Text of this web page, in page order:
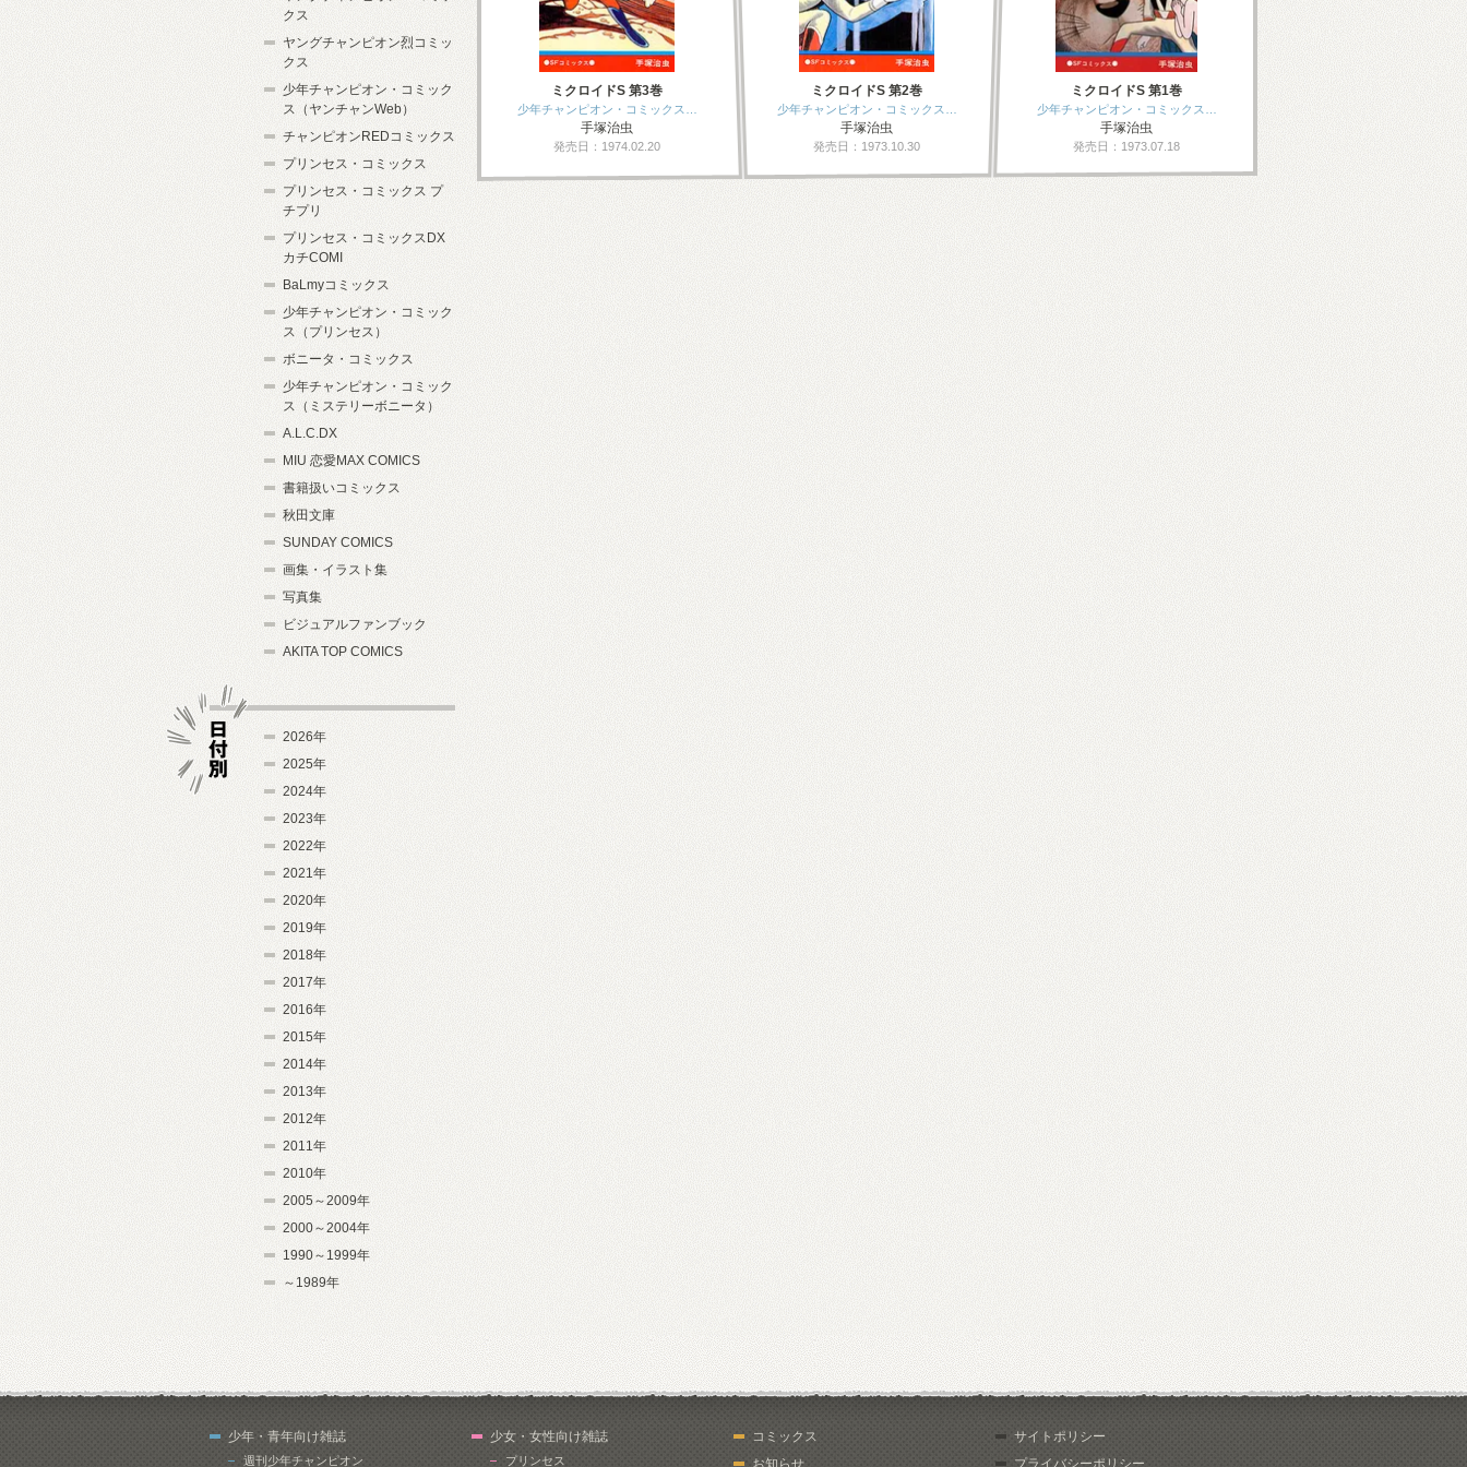
ミクロイドS 第3巻
少年チャンピオン・コミックス…
手塚治虫
発売日：1974.02.20
ミクロイドS 第2巻
少年チャンピオン・コミックス…
手塚治虫
発売日：1973.10.30
ミクロイドS 第1巻
少年チャンピオン・コミックス…
手塚治虫
発売日：1973.07.18
クス
ヤングチャンピオン烈コミッ
クス
少年チャンピオン・コミック
ス（ヤンチャンWeb）
チャンピオンREDコミックス
プリンセス・コミックス
プリンセス・コミックス プ
チプリ
プリンセス・コミックスDX
カチCOMI
BaLmyコミックス
少年チャンピオン・コミック
ス（プリンセス）
ボニータ・コミックス
少年チャンピオン・コミック
ス（ミステリーボニータ）
A.L.C.DX
MIU 恋愛MAX COMICS
書籍扱いコミックス
秋田文庫
SUNDAY COMICS
画集・イラスト集
写真集
ビジュアルファンブック
AKITA TOP COMICS
2026年
2025年
2024年
2023年
2022年
2021年
2020年
2019年
2018年
2017年
2016年
2015年
2014年
2013年
2012年
2011年
2010年
2005～2009年
2000～2004年
1990～1999年
～1989年
少年・青年向け雑誌
週刊少年チャンピオン
少女・女性向け雑誌
プリンセス
コミックス
お知らせ
サイトポリシー
プライバシーポリシー